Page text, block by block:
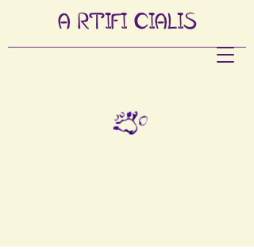
A RTIFI CIALIS